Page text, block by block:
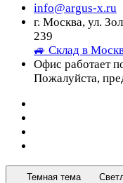
info@argus-x.ru
г. Москва, ул.
239
🚙 Склад в
Офис работает
Пожалуйста,
Темная тема